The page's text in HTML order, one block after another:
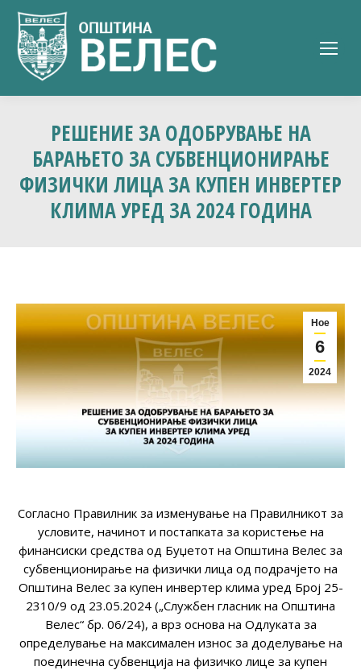
РЕШЕНИЕ ЗА ОДОБРУВАЊЕ НА
БАРАЊЕТО ЗА СУБВЕНЦИОНИРАЊЕ
ФИЗИЧКИ ЛИЦА ЗА КУПЕН ИНВЕРТЕР
КЛИМА УРЕД ЗА 2024 ГОДИНА
Ное
6
2024
Согласно Правилник за изменување на Правилникот за
условите, начинот и постапката за користење на
финансиски средства од Буџетот на Општина Велес за
субвенционирање на физички лица од подрачјето на
Општина Велес за купен инвертер клима уред Број 25-
2310/9 од 23.05.2024 („Службен гласник на Општина
Велес“ бр. 06/24), а врз основа на Одлуката за
определување на максимален износ за доделување на
поединечна субвенција на физичко лице за купен